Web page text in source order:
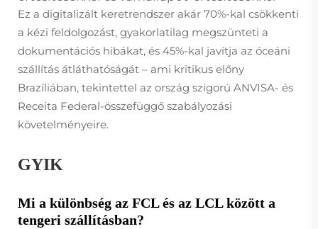
Ez a digitalizált keretrendszer akár 70%-kal csökkenti
a kézi feldolgozást, gyakorlatilag megszünteti a
dokumentációs hibákat, és 45%-kal javítja az óceáni
szállítás átláthatóságát – ami kritikus előny
Brazíliában, tekintettel az ország szigorú ANVISA- és
Receita Federal-összefüggő szabályozási
követelményeire.
GYIK
Mi a különbség az FCL és az LCL között a
tengeri szállításban?